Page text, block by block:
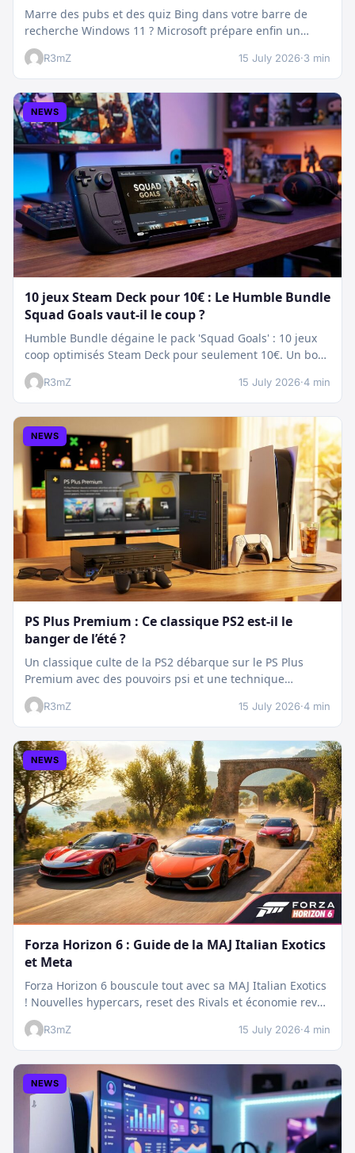
Marre des pubs et des quiz Bing dans votre barre de
recherche Windows 11 ? Microsoft prépare enfin un
nettoyage…
R3mZ 15 July 2026·3 min
NEWS
10 jeux Steam Deck pour 10€ : Le Humble Bundle
Squad Goals vaut-il le coup ?
Humble Bundle dégaine le pack 'Squad Goals' : 10 jeux
coop optimisés Steam Deck pour seulement 10€. Un bon
plan…
R3mZ 15 July 2026·4 min
NEWS
PS Plus Premium : Ce classique PS2 est-il le
banger de l’été ?
Un classique culte de la PS2 débarque sur le PS Plus
Premium avec des pouvoirs psi et une technique
boostée.…
R3mZ 15 July 2026·4 min
NEWS
Forza Horizon 6 : Guide de la MAJ Italian Exotics
et Meta
Forza Horizon 6 bouscule tout avec sa MAJ Italian Exotics
! Nouvelles hypercars, reset des Rivals et économie revue
:…
R3mZ 15 July 2026·4 min
NEWS